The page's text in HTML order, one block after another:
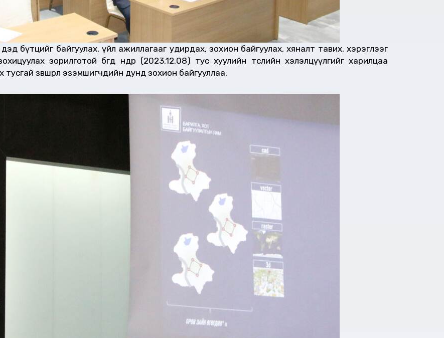
дэд бүтцийг байгуулах, үйл ажиллагааг удирдах, зохион байгуулах, хяналт тавих, хэрэглээг
зорилготой бөгөөд өнөөдөр (2023.12.08) тус хуулийн төслийн хэлэлцүүлгийг харилцаа
зөвшөөрөл эзэмшигчдийн дунд зохион байгууллаа.